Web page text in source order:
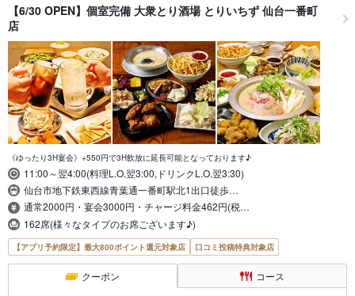
【6/30 OPEN】個室完備 大衆とり酒場 とりいちず 仙台一番町
店
《ゆったり3H宴会》+550円で3H飲放に延長可能となっております♪
11:00～翌4:00(料理L.O.翌3:00,ドリンクL.O.翌3:30)
仙台市地下鉄東西線青葉通一番町駅北1出口徒歩…
通常2000円・宴会3000円・チャージ料金462円(税…
162席(様々なタイプのお席ございます♪)
【アプリ予約限定】最大800ポイント還元対象店 口コミ投稿特典対象店
クーポン コース